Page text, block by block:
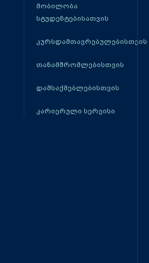
მობილობა
სტუდენტებისათვის
კურსდამთავრებულებისთვის
თანამშრომლებისთვის
დამსაქმებლებისთვის
კარიერული სერვისი